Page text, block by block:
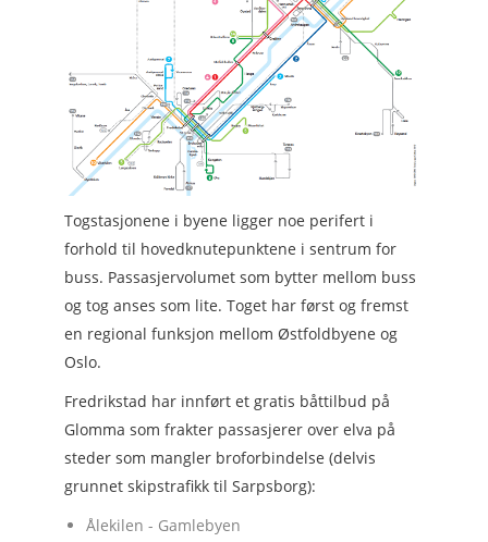
Togstasjonene i byene ligger noe perifert i
forhold til hovedknutepunktene i sentrum for
buss. Passasjervolumet som bytter mellom buss
og tog anses som lite. Toget har først og fremst
en regional funksjon mellom Østfoldbyene og
Oslo.
Fredrikstad har innført et gratis båttilbud på
Glomma som frakter passasjerer over elva på
steder som mangler broforbindelse (delvis
grunnet skipstrafikk til Sarpsborg):
Ålekilen - Gamlebyen